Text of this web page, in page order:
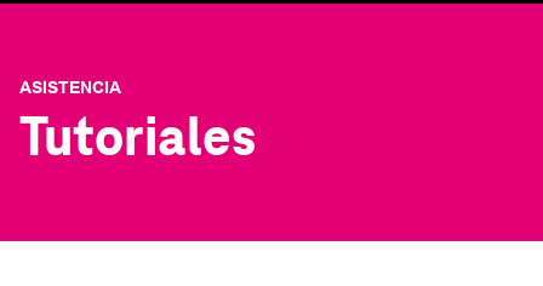
ASISTENCIA
Tutoriales